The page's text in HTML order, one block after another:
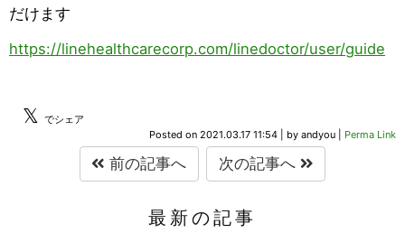
だけます
https://linehealthcarecorp.com/linedoctor/user/guide
𝕏 でシェア
Posted on 2021.03.17 11:54 by andyou Perma Link
前の記事へ 次の記事へ
最新の記事